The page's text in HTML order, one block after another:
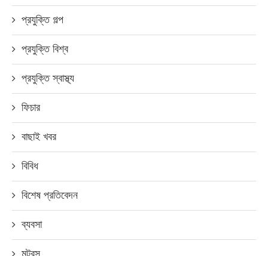
প্রযুক্তি গল্প
প্রযুক্তি বিশ্ব
প্রযুক্তি স্বাস্থ্য
ফিচার
বাছাই খবর
বিবিধ
বিশেষ প্রতিবেদন
ব্যবসা
মটরস